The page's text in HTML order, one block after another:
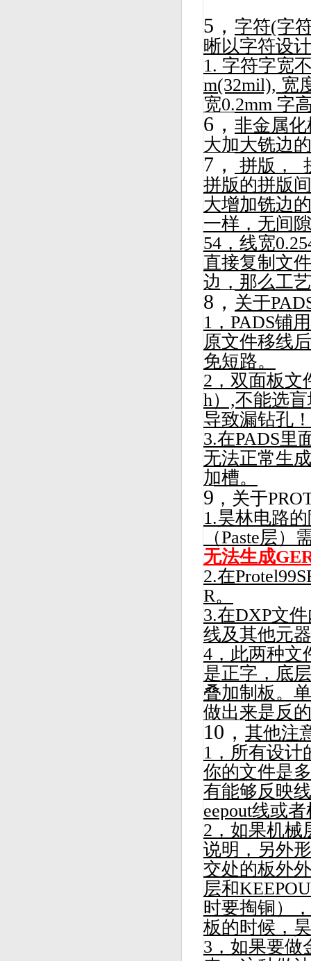
5， 字符(字
晰以字符设
1. 字符字宽
m(32mil), 宽
宽0.2mm 字
6， 非金属
大加大铣边
7，
拼版，
拼版的拼版
大增加铣边
一样，无间
54，线宽
直接复制文
边，那么工
8， 关于
1，PADS铺
原文件移线
免短路。
2，双面板文
h）,不能选
导致漏钻孔
3.在PADS里
无法正常生
加槽。
9 ，关于
1.昊林电路
（Paste层
无法生成
2.在
R。
3.在DXP文
线及其他元
4，此两种文
是正字，底
叠加制板。
做出来是反的
10， 其他注
1，所有设计
你的文件是
有能够反映
eepout线或
2，如果机械
说明，另外
交处的板外
层和
时要掏铜）
板的时候，
3，如果要做